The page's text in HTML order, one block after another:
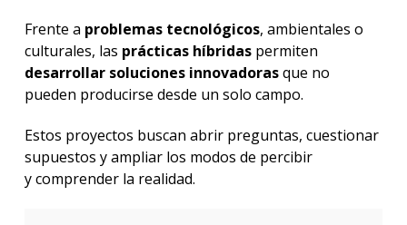
Frente a problemas tecnológicos, ambientales o
culturales, las prácticas híbridaspermiten
desarrollar soluciones innovadorasque no
pueden producirse desde un solo campo.
Estos proyectos buscan abrir preguntas, cuestionar
supuestos y ampliar los modos de percibir
y comprender la realidad.